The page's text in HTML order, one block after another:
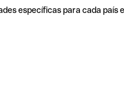
específicas para cada país